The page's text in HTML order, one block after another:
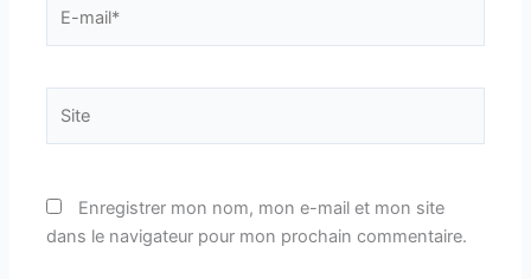
mail*
Enregistrer mon nom, mon e-mail et mon site
dans le navigateur pour mon prochain commentaire.